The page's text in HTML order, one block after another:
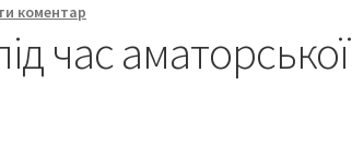
коментар
час аматорської